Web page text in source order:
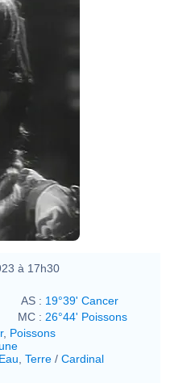
à 17h30
AS : 19°39' Cancer
MC : 26°44' Poissons
, Poissons
Eau Terre / Cardinal